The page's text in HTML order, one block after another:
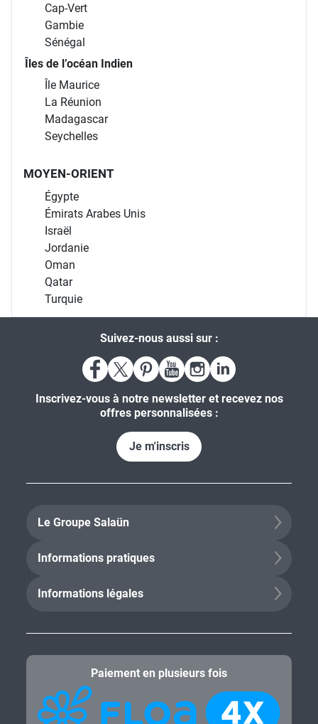
Cap-Vert
Gambie
Sénégal
Îles de l’océan Indien
Île Maurice
La Réunion
Madagascar
Seychelles
MOYEN-ORIENT
Égypte
Émirats Arabes Unis
Israël
Jordanie
Oman
Qatar
Turquie
Suivez-nous aussi sur :
Inscrivez-vous à notre newsletter et recevez nos
offres personnalisées :
Je m'inscris
Le Groupe Salaün
Informations pratiques
Informations légales
Paiement en plusieurs fois